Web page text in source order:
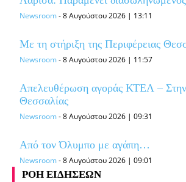
Newsroom-8 Αυγούστου 2026 | 13:11
Με τη στήριξη της Περιφέρειας
Newsroom-8 Αυγούστου 2026 | 11:57
Απελευθέρωση αγοράς ΚΤΕΛ – Στην
Θεσσαλίας
Newsroom-8 Αυγούστου 2026 | 09:31
Από τον Όλυμπο με αγάπη…
Newsroom-8 Αυγούστου 2026 | 09:01
ΡΟΗ ΕΙΔΗΣΕΩΝ